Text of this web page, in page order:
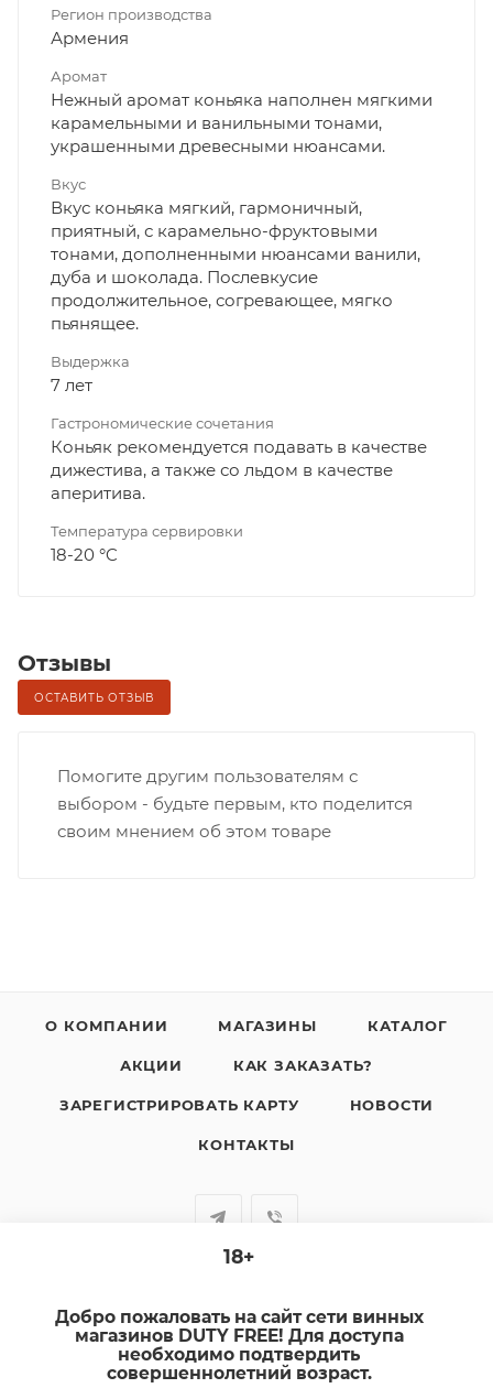
Регион производства
Армения
Аромат
Нежный аромат коньяка наполнен мягкими
карамельными и ванильными тонами,
украшенными древесными нюансами.
Вкус
Вкус коньяка мягкий, гармоничный,
приятный, с карамельно-фруктовыми
тонами, дополненными нюансами ванили,
дуба и шоколада. Послевкусие
продолжительное, согревающее, мягко
пьянящее.
Выдержка
7 лет
Гастрономические сочетания
Коньяк рекомендуется подавать в качестве
дижестива, а также со льдом в качестве
аперитива.
Температура сервировки
18-20 °C
Отзывы
ОСТАВИТЬ ОТЗЫВ
Помогите другим пользователям с
выбором - будьте первым, кто поделится
своим мнением об этом товаре
О КОМПАНИИ МАГАЗИНЫ КАТАЛОГ
АКЦИИ КАК ЗАКАЗАТЬ?
ЗАРЕГИСТРИРОВАТЬ КАРТУ НОВОСТИ
КОНТАКТЫ
sale@dutyfree-online.ru
г. Кострома, ул. Шагова, д. 221, кв. 24
18+
Добро пожаловать на сайт сети винных
магазинов DUTY FREE! Для доступа
необходимо подтвердить
совершеннолетний возраст.